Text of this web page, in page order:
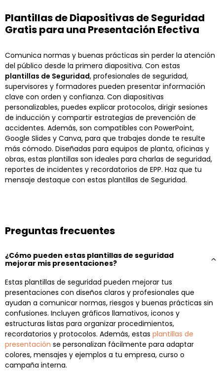
Plantillas de Diapositivas de Seguridad
Gratis para una Presentación Efectiva
Comunica normas y buenas prácticas sin perder la atención
del público desde la primera diapositiva. Con estas
plantillas de Seguridad, profesionales de seguridad,
supervisores y formadores pueden presentar información
clave con orden y confianza. Con diapositivas
personalizables, puedes explicar protocolos, dirigir sesiones
de inducción y compartir estrategias de prevención de
accidentes. Además, son compatibles con PowerPoint,
Google Slides y Canva, para que trabajes donde te resulte
más cómodo. Diseñadas para equipos de planta, oficinas y
obras, estas plantillas son ideales para charlas de seguridad,
reportes de incidentes y recordatorios de EPP. Haz que tu
mensaje destaque con estas plantillas de Seguridad.
Preguntas frecuentes
¿Cómo pueden estas plantillas de seguridad
mejorar mis presentaciones?
Estas plantillas de seguridad pueden mejorar tus
presentaciones con diseños claros y profesionales que
ayudan a comunicar normas, riesgos y buenas prácticas sin
confusiones. Incluyen gráficos llamativos, iconos y
estructuras listas para organizar procedimientos,
recordatorios y protocolos. Además, estas plantillas de
presentación se personalizan fácilmente para adaptar
colores, mensajes y ejemplos a tu empresa, curso o
campaña interna.